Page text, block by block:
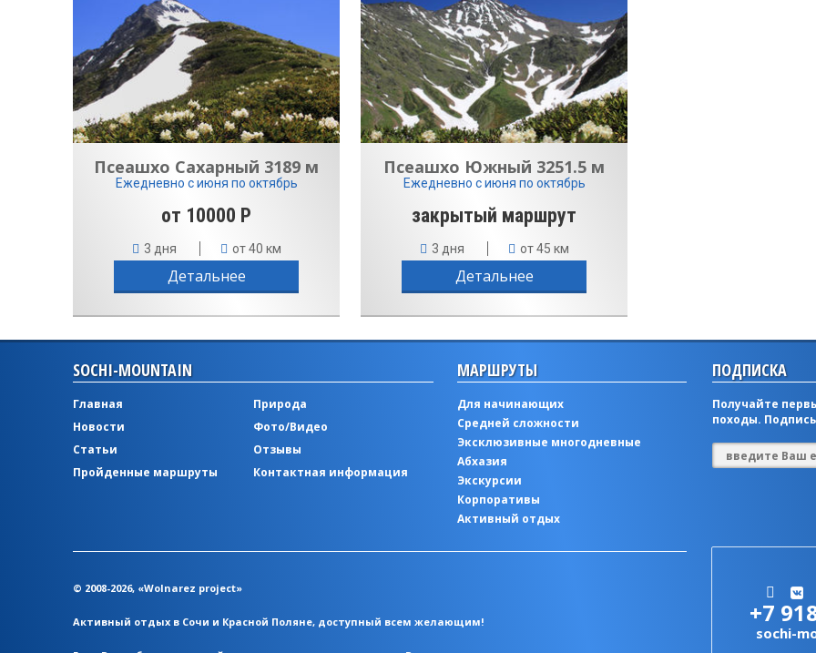
Псеашхо Сахарный 3189 м
Ежедневно с июня по октябрь
от 10000 Р
3 дня от 40 км
Детальнее
Псеашхо Южный 3251.5 м
Ежедневно с июня по октябрь
закрытый маршрут
3 дня от 45 км
Детальнее
SOCHI-MOUNTAIN
Главная
Новости
Статьи
Пройденные маршруты
Природа
Фото/Видео
Отзывы
Контактная информация
МАРШРУТЫ
Для начинающих
Средней сложности
Эксклюзивные многодневные
Абхазия
Экскурсии
Корпоративы
Активный отдых
ПОДПИСКА
Получайте
походы.
© 2008-2026, «Wolnarez project»
Активный отдых в Сочи и Красной Поляне, доступный всем желающим! +7
sochi-